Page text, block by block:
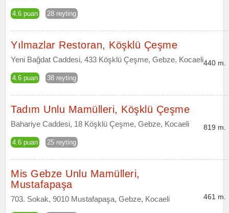
4.6 puan 28 reyting
Yılmazlar Restoran, Köşklü Çeşme
Yeni Bağdat Caddesi, 433 Köşklü Çeşme, Gebze, Kocaeli
4.6 puan 38 reyting
440 m.
Tadım Unlu Mamülleri, Köşklü Çeşme
Bahariye Caddesi, 18 Köşklü Çeşme, Gebze, Kocaeli
4.6 puan 25 reyting
819 m.
Mis Gebze Unlu Mamülleri,
Mustafapaşa
703. Sokak, 9010 Mustafapaşa, Gebze, Kocaeli 461 m.